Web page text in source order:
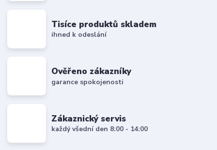
Tisíce produktů skladem
ihned k odeslání
Ověřeno zákazníky
garance spokojenosti
Zákaznický servis
každý všední den 8:00 - 14:00